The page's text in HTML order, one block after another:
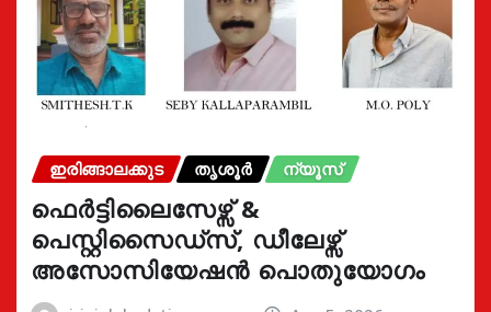
ഇരിങ്ങാലക്കുട തൃശൂർ ന്യൂസ്
ഫെർട്ടിലൈസേഴ്സ് &
പെസ്റ്റിസൈഡ്സ്, ഡീലേഴ്സ്
അസോസിയേഷൻ പൊതുയോഗം